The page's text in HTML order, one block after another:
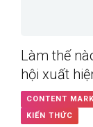
Làm thế
hội xuất
CONTENT
KIẾN THỨC